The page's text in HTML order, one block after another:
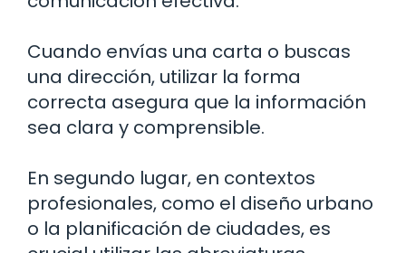
Cuando envías una carta o buscas
una dirección, utilizar la forma
correcta asegura que la información
sea clara y comprensible.
En segundo lugar, en contextos
profesionales, como el diseño urbano
o la planificación de ciudades, es